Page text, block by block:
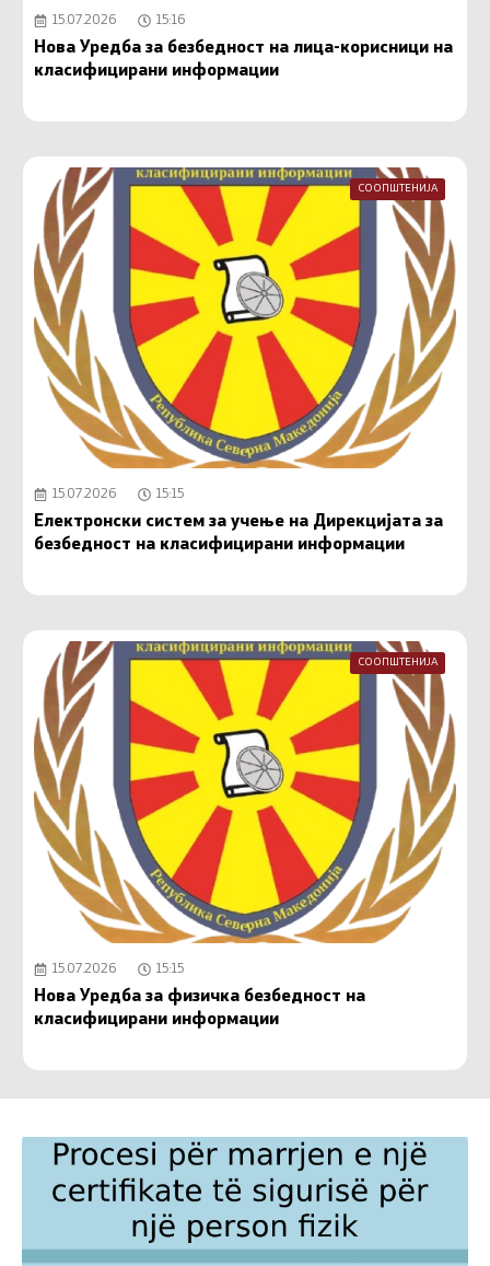
15.07.2026 15:16
Нова Уредба за безбедност на лица-корисници на
класифицирани информации
СООПШТЕНИЈА
15.07.2026 15:15
Електронски систем за учење на Дирекцијата за
безбедност на класифицирани информации
СООПШТЕНИЈА
15.07.2026 15:15
Нова Уредба за физичка безбедност на
класифицирани информации